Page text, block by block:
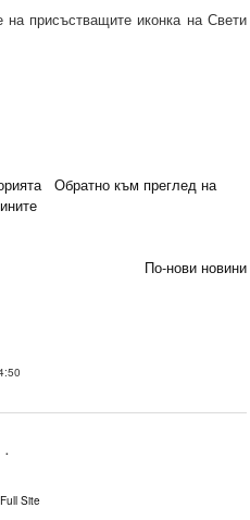
присъстващите иконка на Свети
Обратно към преглед на
По-нови новини
.
Site